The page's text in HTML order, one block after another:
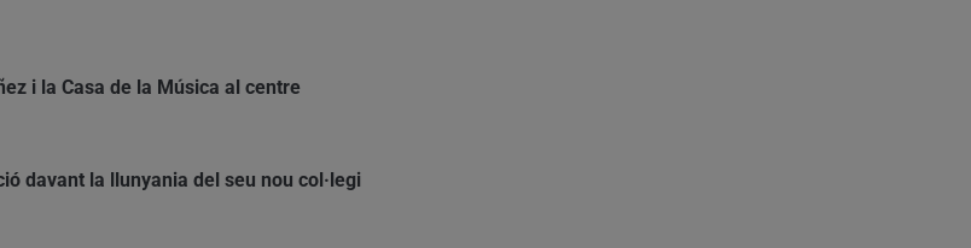
i la Casa de la Música al centre
davant la llunyania del seu nou col·legi